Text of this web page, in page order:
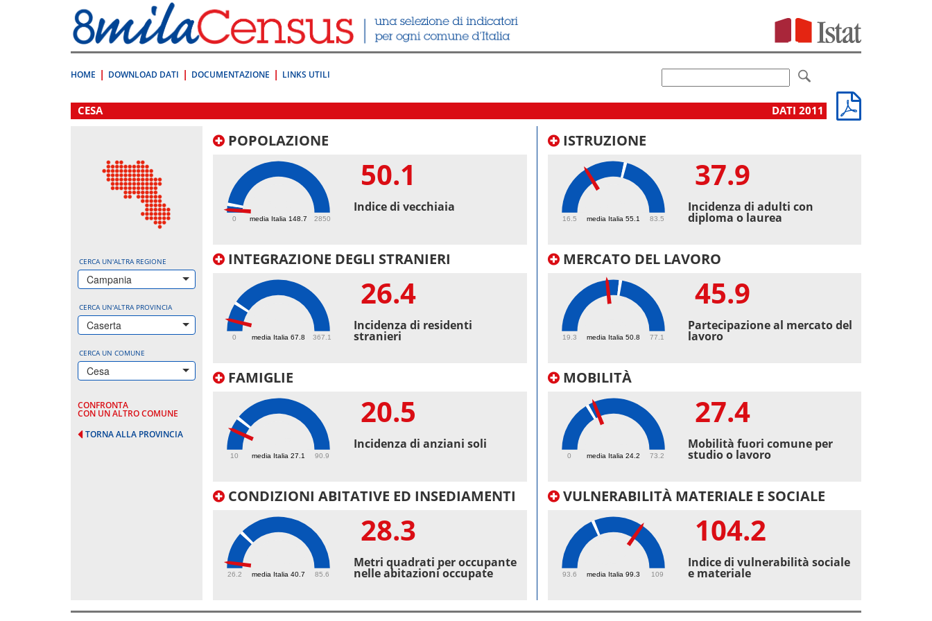
direttamente
a:
Contenuto
HOME DOWNLOAD DATI DOCUMENTAZIONE LINKS UTILI
.
CESA DATI 2011
CERCA UN'ALTRA REGIONE
Campania
CERCA UN'ALTRA PROVINCIA
Caserta
CERCA UN COMUNE
Cesa
CONFRONTA
CON UN ALTRO COMUNE
TORNA ALLA PROVINCIA
POPOLAZIONE
media Italia 148.7
0 2850
50.1
Indice di vecchiaia
INTEGRAZIONE DEGLI STRANIERI
media Italia 67.8
0 367.1
26.4
Incidenza di residenti
stranieri
FAMIGLIE
media Italia 27.1
10 90.9
20.5
Incidenza di anziani soli
CONDIZIONI ABITATIVE ED INSEDIAMENTI
media Italia 40.7
26.2 85.6
28.3
Metri quadrati per occupante
nelle abitazioni occupate
ISTRUZIONE
media Italia 55.1
16.5 83.5
37.9
Incidenza di adulti con
diploma o laurea
MERCATO DEL LAVORO
media Italia 50.8
19.3 77.1
45.9
Partecipazione al mercato del
lavoro
MOBILITÀ
media Italia 24.2
0 73.2
27.4
Mobilità fuori comune per
studio o lavoro
VULNERABILITÀ MATERIALE E SOCIALE
media Italia 99.3
93.6 109
104.2
Indice di vulnerabilità sociale
e materiale